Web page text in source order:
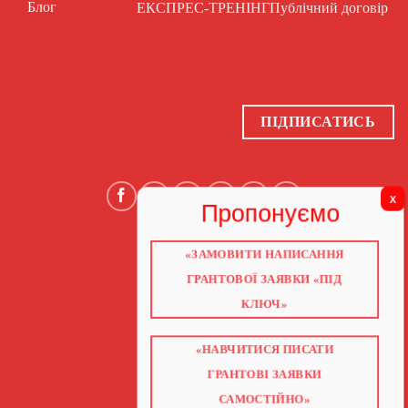
Блог ЕКСПРЕС-ТРЕНІНГПублічний договір
ПІДПИСАТИСЬ
ГОЛОВНА
ПРО НАС
ГРАНТИ 2026
НАВЧАННЯ
КНИГИ
ВІДЕО ПРО ГРАНТИ
«ЗАМОВИТИ НАПИСАННЯ
ГРАНТОВОЇ ЗАЯВКИ «ПІД
КЛЮЧ»
«НАВЧИТИСЯ ПИСАТИ
ГРАНТОВІ ЗАЯВКИ
САМОСТІЙНО»